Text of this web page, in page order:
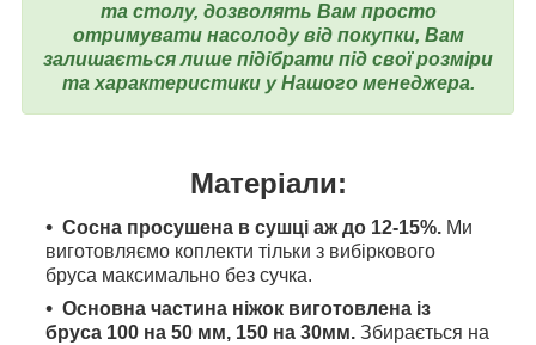
та столу, дозволять Вам просто
отримувати насолоду від покупки, Вам
залишається лише підібрати під свої розміри
та характеристики у Нашого менеджера.
Матеріали:
Сосна просушена в сушці аж до 12-15%. Ми
виготовляємо коплекти тільки з вибіркового
бруса максимально без сучка.
Основна частина ніжок виготовлена ​​із
бруса 100 на 50 мм, 150 на 30мм. Збирається на